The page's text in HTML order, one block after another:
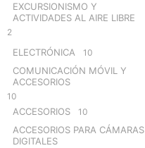
EXCURSIONISMO Y
ACTIVIDADES AL AIRE LIBRE
2
ELECTRÓNICA 10
COMUNICACIÓN MÓVIL Y
ACCESORIOS
10
ACCESORIOS 10
ACCESORIOS PARA CÁMARAS
DIGITALES